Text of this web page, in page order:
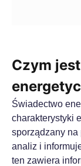
Czym
Świadectwo
charakterystyki
sporządzany
analiz i
ten zawiera